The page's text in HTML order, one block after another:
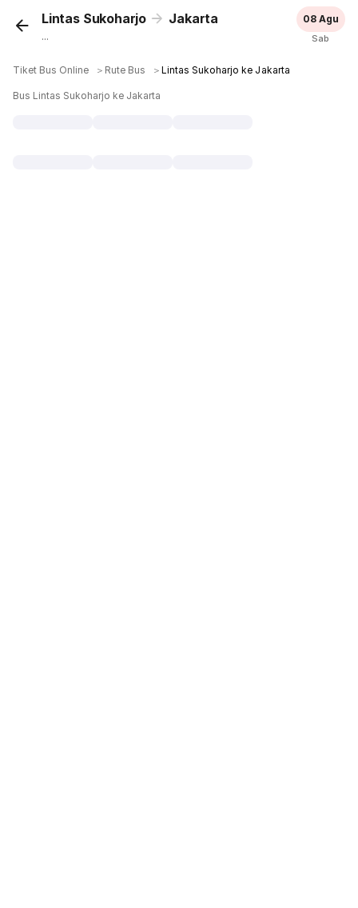
Lintas Sukoharjo Jakarta
...
08 Agu
Sab
Tiket Bus Online ＞ Rute Bus ＞Lintas Sukoharjo ke Jakarta
Bus Lintas Sukoharjo ke Jakarta